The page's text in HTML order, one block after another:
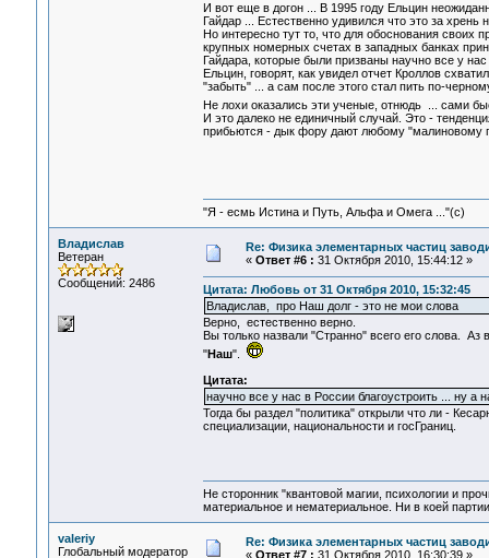
И вот еще в догон ... В 1995 году Ельцин
Гайдар ... Естественно удивился что это за хрень
Но интересно тут то, что для обоснования своих
крупных номерных счетах в западных банках
Гайдара, которые были призваны научно все у
Ельцин, говорят, как увидел отчет Кроллов
"забыть" ... а сам после этого стал пить по-
Не лохи оказались эти ученые, отнюдь ... сами
И это далеко не единичный случай. Это -
прибьются - дык фору дают любому "малиновому
"Я - есмь Истина и Путь, Альфа и Омега ..."(с)
Владислав
Ветеран
Сообщений: 2486
Re: Физика элементарных частиц
« Ответ #6 : 31 Октября 2010, 15:44:12 »
Цитата: Любовь от 31 Октября 2010, 15:32:45
Владислав, про Наш долг - это не мои слова
Верно, естественно верно.
Вы только назвали "Странно" всего его слова.
"Наш".
Цитата:
научно все у нас в России благоустроить ... ну а
Тогда бы раздел "политика" открыли что ли -
специализации, национальности и госГраниц.
Не сторонник "квантовой магии, психологии и
материальное и нематериальное. Ни в коей
valeriy
Глобальный модератор
Re: Физика элементарных частиц
« Ответ #7 : 31 Октября 2010, 16:30:39 »